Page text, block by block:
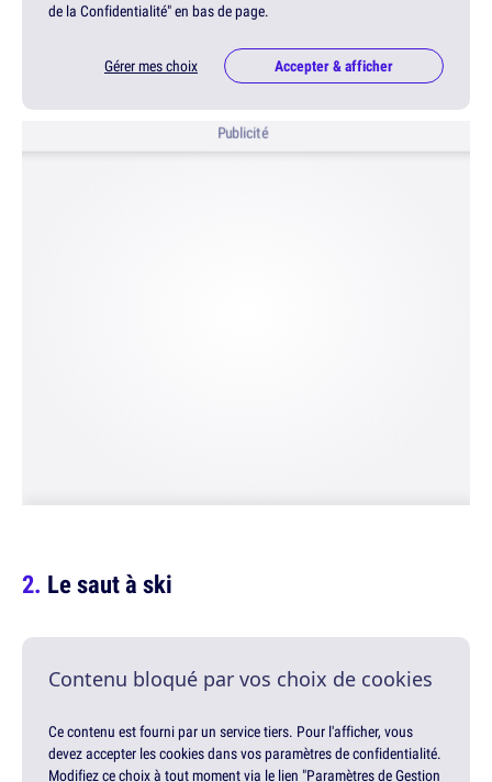
de la Confidentialité" en bas de page.
Gérer mes choix Accepter & afficher
Publicité
Le saut à ski
Contenu bloqué par vos choix de cookies
Ce contenu est fourni par un service tiers. Pour l'afficher, vous
devez accepter les cookies dans vos paramètres de confidentialité.
Modifiez ce choix à tout moment via le lien "Paramètres de Gestion